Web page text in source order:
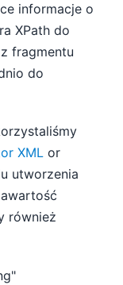
informacje o
XPath do
fragmentu
do
XML or
utworzenia
również